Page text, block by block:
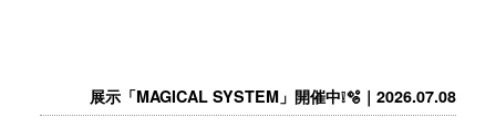
展示「MAGICAL SYSTEM」開催中❕🫧｜2026.07.08